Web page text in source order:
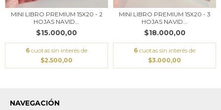
MINI LIBRO PREMIUM 15X20 - 2
HOJAS NAVID...
$15.000,00
6 cuotas sin interés de
$2.500,00
MINI LIBRO PREMIUM 15X20 - 3
HOJAS NAVID...
$18.000,00
6 cuotas sin interés de
$3.000,00
NAVEGACIÓN